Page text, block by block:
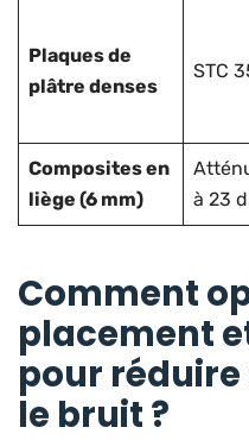
Plaques de
plâtre denses
STC
Composites en
liège (6 mm)
à 23
Comment
placement
pour
le bruit ?